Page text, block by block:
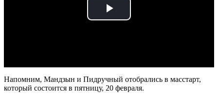
Play
Напомним, Мандзын и Пидручный отобрались в масстарт,
который состоится в пятницу, 20 февраля.